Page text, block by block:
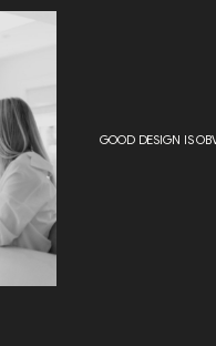
GOOD DESIGN IS OBVIOUS.